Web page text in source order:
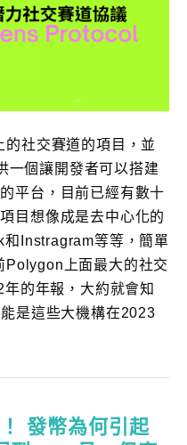
社交賽道的項目，並
一個讓開發者可以搭建
平台，目前已經有數十
目想像成是去中心化的
Instragram等等，簡單
上面最大的社交
的年報，大約就會知
是這些大機構在2023
發幣為何引起